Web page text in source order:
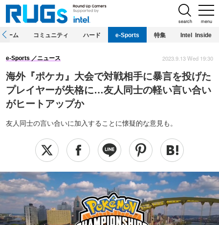
menu
search
ホーム コミュニティ ハード e-Sports 特集 Intel Inside
海外『ポケカ』大会で対戦相手に暴言を投げた
プレイヤーが失格に…友人同士の軽い言い合い
がヒートアップか
友人同士の言い合いに加入することに懐疑的な意見も。
e-Sports ニュース 2023.9.13 Wed 19:30